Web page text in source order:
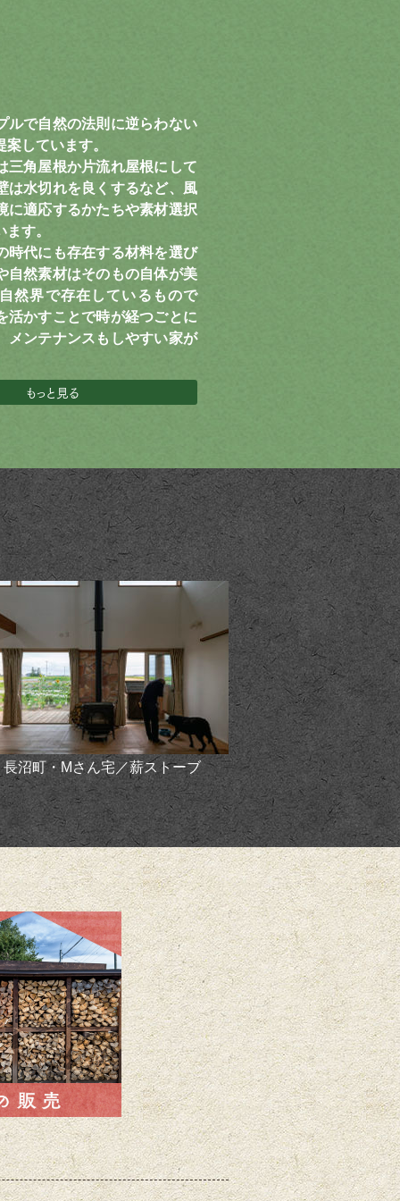
ルで自然の法則に逆らわない
しています。
三角屋根か片流れ屋根にして
は水切れを良くするなど、風
に適応するかたちや素材選択
す。
時代にも存在する材料を選び
自然素材はそのもの自体が美
然界で存在しているもので
活かすことで時が経つごとに
メンテナンスもしやすい家が
もっと見る
沼町・Mさん宅／薪ストーブ 苫小牧市・Mさ